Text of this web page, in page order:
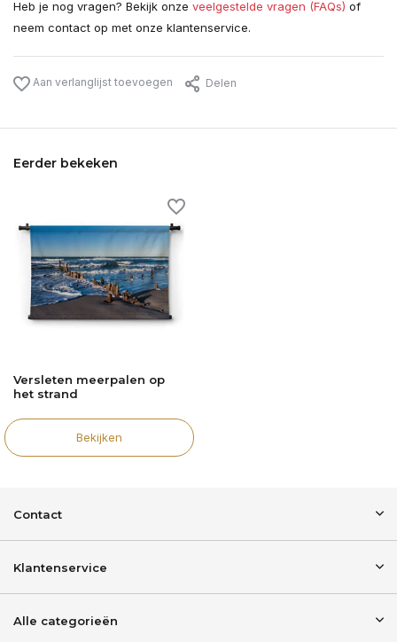
Heb je nog vragen? Bekijk onze veelgestelde vragen (FAQs) of
neem contact op met onze klantenservice.
Aan verlanglijst toevoegen Delen
Eerder bekeken
Versleten meerpalen op
het strand
Bekijken
Contact
Klantenservice
Alle categorieën